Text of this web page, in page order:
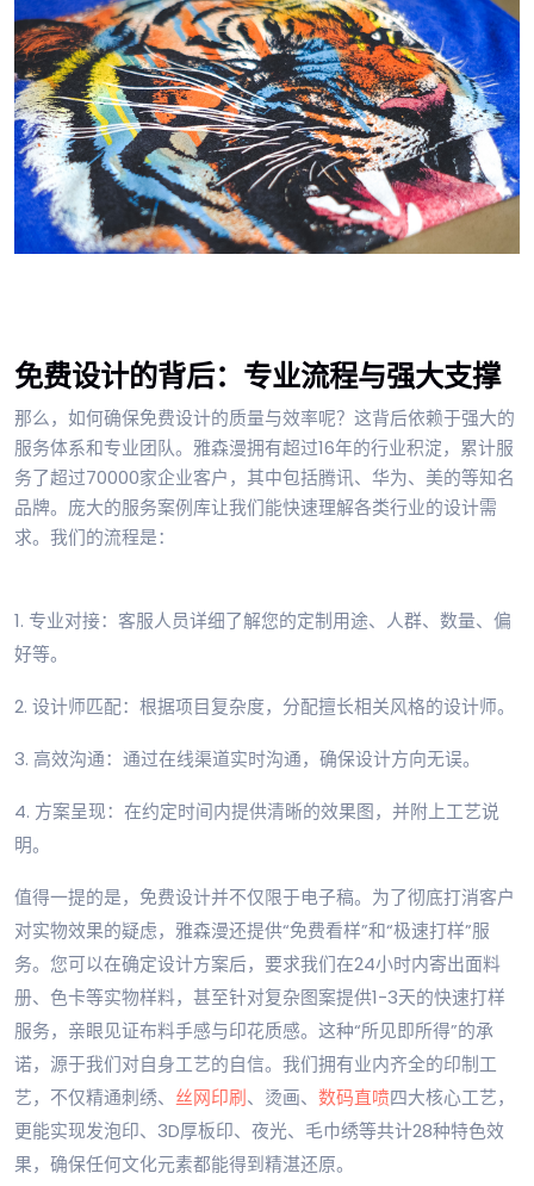
免费设计的背后：专业流程与强大支撑
那么，如何确保免费设计的质量与效率呢？这背后依赖于强大的
服务体系和专业团队。雅森漫拥有超过16年的行业积淀，累计服
务了超过70000家企业客户，其中包括腾讯、华为、美的等知名
品牌。庞大的服务案例库让我们能快速理解各类行业的设计需
求。我们的流程是：
1. 专业对接：客服人员详细了解您的定制用途、人群、数量、偏
好等。
2. 设计师匹配：根据项目复杂度，分配擅长相关风格的设计师。
3. 高效沟通：通过在线渠道实时沟通，确保设计方向无误。
4. 方案呈现：在约定时间内提供清晰的效果图，并附上工艺说
明。
值得一提的是，免费设计并不仅限于电子稿。为了彻底打消客户
对实物效果的疑虑，雅森漫还提供“免费看样”和“极速打样”服
务。您可以在确定设计方案后，要求我们在24小时内寄出面料
册、色卡等实物样料，甚至针对复杂图案提供1-3天的快速打样
服务，亲眼见证布料手感与印花质感。这种“所见即所得”的承
诺，源于我们对自身工艺的自信。我们拥有业内齐全的印制工
艺，不仅精通刺绣、 丝网印刷、烫画、 数码直喷四大核心工艺，
更能实现发泡印、3D厚板印、夜光、毛巾绣等共计28种特色效
果，确保任何文化元素都能得到精湛还原。